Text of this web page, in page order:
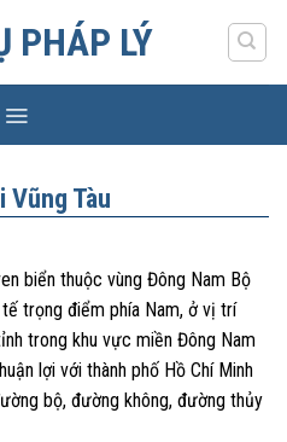
PHÁP LÝ
Tàu
biển thuộc vùng Đông Nam Bộ
trọng điểm phía Nam, ở vị trí
trong khu vực miền Đông Nam
lợi với thành phố Hồ Chí Minh
bộ, đường không, đường thủy